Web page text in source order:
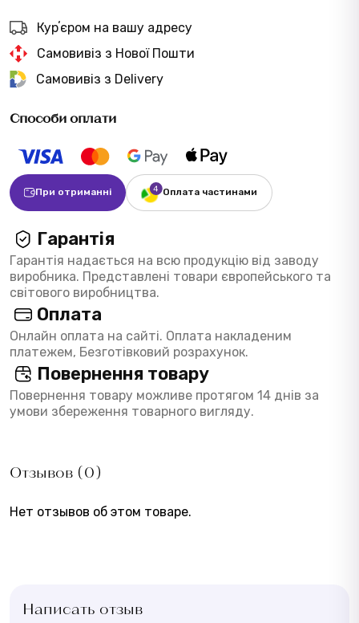
Курʼєром на вашу адресу
Самовивіз з Нової Пошти
Самовивіз з Delivery
Способи оплати
При отриманні Оплата частинами
Гарантія
Гарантія надається на всю продукцію від заводу
виробника. Представлені товари європейського та
світового виробництва.
Оплата
Онлайн оплата на сайті. Оплата накладеним
платежем, Безготівковий розрахунок.
Повернення товару
Повернення товару можливе протягом 14 днів за
умови збереження товарного вигляду.
Отзывов (0)
Нет отзывов об этом товаре.
Написать отзыв